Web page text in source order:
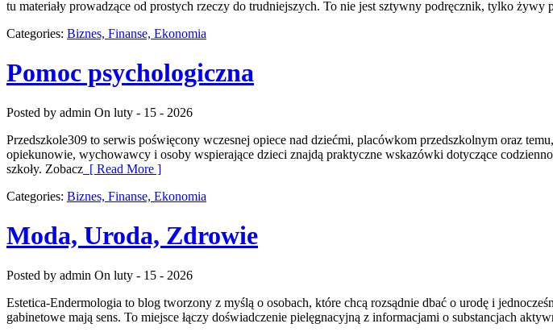
tu materiały prowadzące od prostych rzeczy do trudniejszych. To nie jest sztywny podręcznik, tylko
Categories: Biznes, Finanse, Ekonomia
Pomoc psychologiczna
Posted by admin On luty - 15 - 2026
Przedszkole309 to serwis poświęcony wczesnej opiece nad dziećmi, placówkom przedszkolnym oraz
opiekunowie, wychowawcy i osoby wspierające dzieci znajdą praktyczne wskazówki dotyczące
szkoły. Zobacz [ Read More ]
Categories: Biznes, Finanse, Ekonomia
Moda, Uroda, Zdrowie
Posted by admin On luty - 15 - 2026
Estetica-Endermologia to blog tworzony z myślą o osobach, które chcą rozsądnie dbać o urodę i
gabinetowe mają sens. To miejsce łączy doświadczenie pielęgnacyjną z informacjami o substancjach